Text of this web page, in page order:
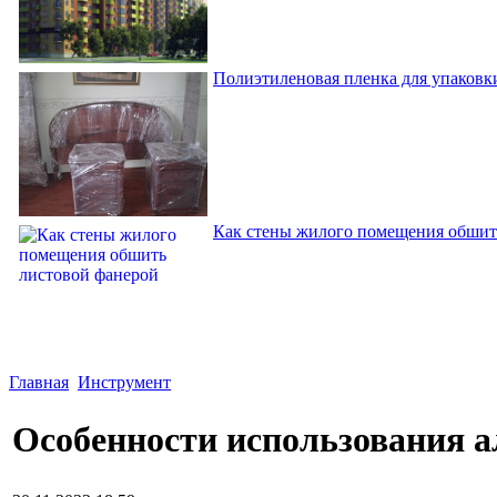
Полиэтиленовая пленка для
Как стены жилого помещения
Главная Инструмент
Особенности использования